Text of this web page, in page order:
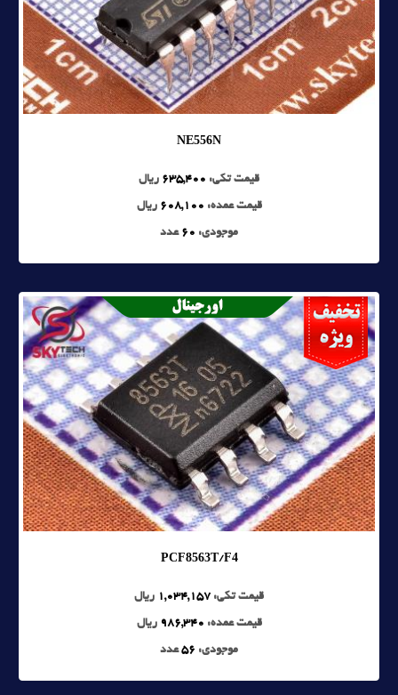
NE556N
قیمت تکی: 635,400 ریال
قیمت عمده: 608,100 ریال
موجودی: 60 عدد
PCF8563T/F4
قیمت تکی: 1,034,157 ریال
قیمت عمده: 986,340 ریال
موجودی: 56عدد